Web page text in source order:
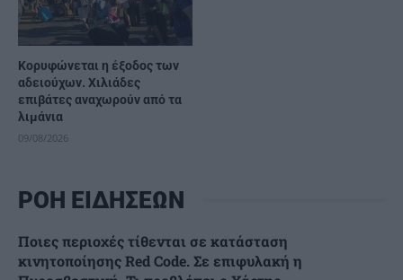
Κορυφώνεται η έξοδος των
αδειούχων. Χιλιάδες
επιβάτες αναχωρούν από τα
λιμάνια
09/08/2026
ΡΟΗ ΕΙΔΗΣΕΩΝ
Ποιες περιοχές τίθενται σε κατάσταση
κινητοποίησης Red Code. Σε επιφυλακή η